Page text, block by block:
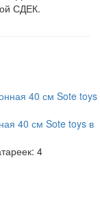
СДЕК.
40 см Sote toys в
4